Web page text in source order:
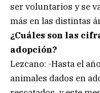
ser voluntarios y se
más en las distintas
¿Cuáles son las
adopción?
Lezcano: -Hasta el
animales dados en